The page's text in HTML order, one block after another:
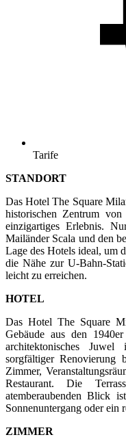
Tarife
STANDORT
Das Hotel The Square
historischen Zentrum
einzigartiges Erlebnis.
Mailänder Scala und den
Lage des Hotels ideal, um
die Nähe zur U-Bahn-
leicht zu erreichen.
HOTEL
Das Hotel The Square
Gebäude aus den
architektonisches
sorgfältiger Renovierung
Zimmer,
Restaurant. Die
atemberaubenden Blick
Sonnenuntergang oder ein
ZIMMER